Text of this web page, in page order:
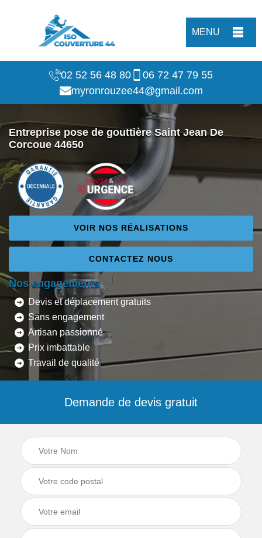
MENU
02 52 56 48 80
06 72 47 79 55
myronrouzee44@gmail.com
Entreprise pose de gouttière Saint Jean De
Corcoue 44650
VOIR NOS RÉALISATIONS
CONTACTEZ NOUS
Nos engagements
Devis et déplacement gratuits
Sans engagement
Artisan passionné
Prix imbattable
Travail de qualité
Demande de devis gratuit